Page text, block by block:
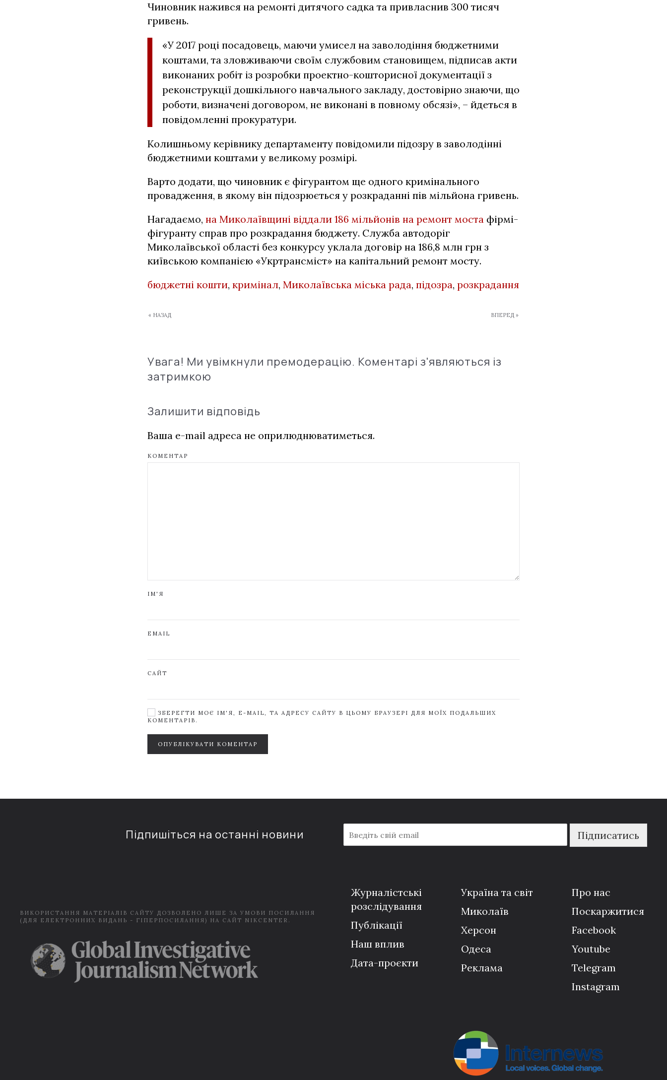
Чиновник нажився на ремонті дитячого садка та привласнив 300 тисяч
гривень.
«У 2017 році посадовець, маючи умисел на заволодіння бюджетними
коштами, та зловживаючи своїм службовим становищем, підписав акти
виконаних робіт із розробки проектно-кошторисної документації з
реконструкції дошкільного навчального закладу, достовірно знаючи, що
роботи, визначені договором, не виконані в повному обсязі», – йдеться в
повідомленні прокуратури.
Колишньому керівнику департаменту повідомили підозру в заволодінні
бюджетними коштами у великому розмірі.
Варто додати, що чиновник є фігурантом ще одного кримінального
провадження, в якому він підозрюється у розкраданні пів мільйона гривень.
Нагадаємо, на Миколаївщині віддали 186 мільйонів на ремонт моста фірмі-
фігуранту справ про розкрадання бюджету. Служба автодоріг
Миколаївської області без конкурсу уклала договір на 186,8 млн грн з
київською компанією «Укртрансміст» на капітальний ремонт мосту.
бюджетні кошти, кримінал, Миколаївська міська рада, підозра, розкрадання
« НАЗАД ВПЕРЕД »
Увага! Ми увімкнули премодерацію. Коментарі з'являються із
затримкою
Залишити відповідь
Ваша e-mail адреса не оприлюднюватиметься.
КОМЕНТАР
ІМ'Я
EMAIL
САЙТ
ЗБЕРЕГТИ МОЄ ІМ'Я, E-MAIL, ТА АДРЕСУ САЙТУ В ЦЬОМУ БРАУЗЕРІ ДЛЯ МОЇХ ПОДАЛЬШИХ
КОМЕНТАРІВ.
ОПУБЛІКУВАТИ КОМЕНТАР
Підпишіться на останні новини
m
a
Підписатись
ВИКОРИСТАННЯ МАТЕРІАЛІВ САЙТУ ДОЗВОЛЕНО ЛИШЕ ЗА УМОВИ ПОСИЛАННЯ
(ДЛЯ ЕЛЕКТРОННИХ ВИДАНЬ - ГІПЕРПОСИЛАННЯ) НА САЙТ NIKCENTER.
Журналістські
розслідування
Публікації
Наш вплив
Дата-проєкти
Україна та світ
Миколаїв
Херсон
Одеса
Реклама
Про нас
Поскаржитися
Facebook
Youtube
Telegram
Instagram